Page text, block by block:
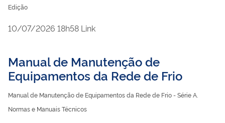
Edição
publicado
10/07/2026 18h58 Link
Manual de Manutenção de
Equipamentos da Rede de Frio
Manual de Manutenção de Equipamentos da Rede de Frio - Série A.
Normas e Manuais Técnicos